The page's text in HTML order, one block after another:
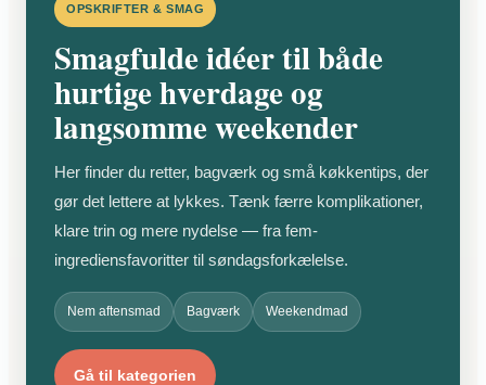
OPSKRIFTER & SMAG
Smagfulde idéer til både
hurtige hverdage og
langsomme weekender
Her finder du retter, bagværk og små køkkentips, der
gør det lettere at lykkes. Tænk færre komplikationer,
klare trin og mere nydelse — fra fem-
ingrediensfavoritter til søndagsforkælelse.
Nem aftensmad Bagværk Weekendmad
Gå til kategorien